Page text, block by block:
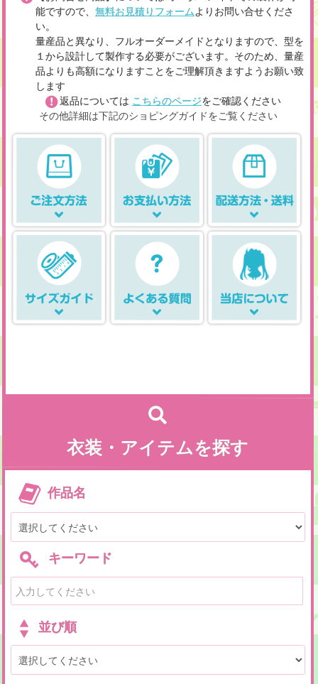
能ですので、 無料お見積りフォームよりお問い合せくださ
い。
量産品と異なり、フルオーダーメイドとなりますので、型を
１から設計して製作する必要がございます。そのため、量産
品よりも高額になりますことをご理解頂きますようお願い致
します
返品については こちらのページをご確認ください
その他詳細は下記のショピングガイドをご覧ください
衣装・アイテムを探す
作品名
キーワード
並び順